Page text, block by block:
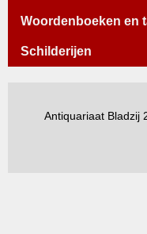
Woordenboeken en
Schilderijen
Antiquariaat Bladzij